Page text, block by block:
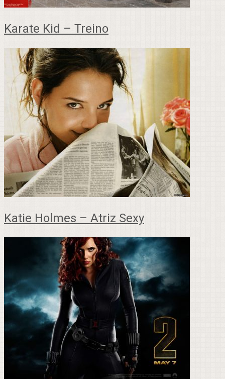
Karate Kid – Treino
Katie Holmes – Atriz Sexy